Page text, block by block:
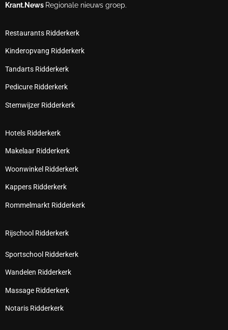
Krant.News Regionale nieuws groep.
Restaurants Ridderkerk
Kinderopvang Ridderkerk
Tandarts Ridderkerk
Pedicure Ridderkerk
Stemwijzer Ridderkerk
Hotels Ridderkerk
Makelaar Ridderkerk
Woonwinkel Ridderkerk
Kappers Ridderkerk
Rommelmarkt Ridderkerk
Rijschool Ridderkerk
Sportschool Ridderkerk
Wandelen Ridderkerk
Massage Ridderkerk
Notaris Ridderkerk